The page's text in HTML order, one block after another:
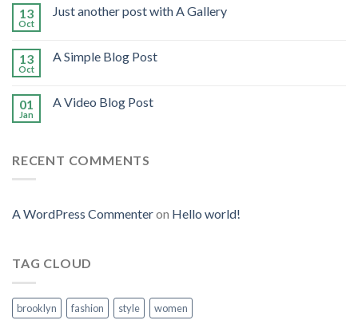
13
Oct
Just another post with A Gallery
13
Oct
A Simple Blog Post
01
Jan
A Video Blog Post
RECENT COMMENTS
A WordPress Commenteron Hello world!
TAG CLOUD
brooklyn fashion style women